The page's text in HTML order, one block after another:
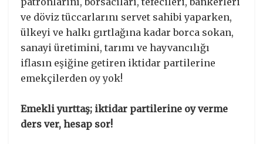
ve döviz tüccarlarını servet sahibi yaparken,
ülkeyi ve halkı gırtlağına kadar borca sokan,
sanayi üretimini, tarımı ve hayvancılığı
iflasın eşiğine getiren iktidar partilerine
emekçilerden oy yok!
Emekli yurttaş; iktidar partilerine oy verme
ders ver, hesap sor!